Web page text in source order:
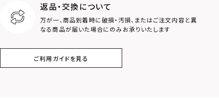
クラウン
スター
返品・交換について
万が一、商品到着時に破損・汚損、またはご注文内容と異
なる商品が届いた場合にのみお承りいたします
ご利用ガイドを見る